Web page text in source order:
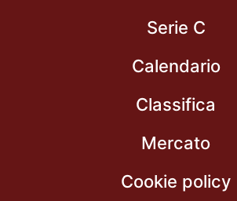
Serie C
Calendario
Classifica
Mercato
Cookie policy